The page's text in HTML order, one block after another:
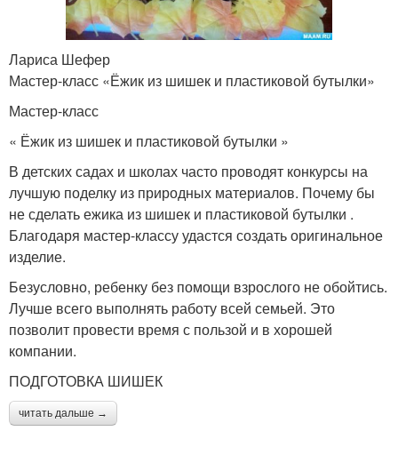
Лариса Шефер
Мастер-класс «Ёжик из шишек и пластиковой бутылки»
Мастер-класс
« Ёжик из шишек и пластиковой бутылки »
В детских садах и школах часто проводят конкурсы на
лучшую поделку из природных материалов. Почему бы
не сделать ежика из шишек и пластиковой бутылки .
Благодаря мастер-классу удастся создать оригинальное
изделие.
Безусловно, ребенку без помощи взрослого не обойтись.
Лучше всего выполнять работу всей семьей. Это
позволит провести время с пользой и в хорошей
компании.
ПОДГОТОВКА ШИШЕК
читать дальше →